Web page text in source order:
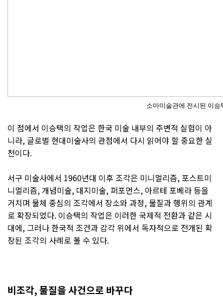
소마미술관에 전시된 이
이 점에서 이승택의 작업은 한국 미술 내부의 주변적 실험이 아
니라, 글로벌 현대미술사의 관점에서 다시 읽어야 할 중요한 실
천이다.
서구 미술사에서 1960년대 이후 조각은 미니멀리즘, 포스트미
니멀리즘, 개념미술, 대지미술, 퍼포먼스, 아르테 포베라 등을
거치며 물체 중심의 조각에서 장소와 과정, 물질과 행위의 관계
로 확장되었다. 이승택의 작업은 이러한 국제적 전환과 같은 시
대에, 그러나 한국적 조건과 감각 위에서 독자적으로 전개된 확
장된 조각의 사례로 볼 수 있다.
비조각, 물질을 사건으로 바꾸다